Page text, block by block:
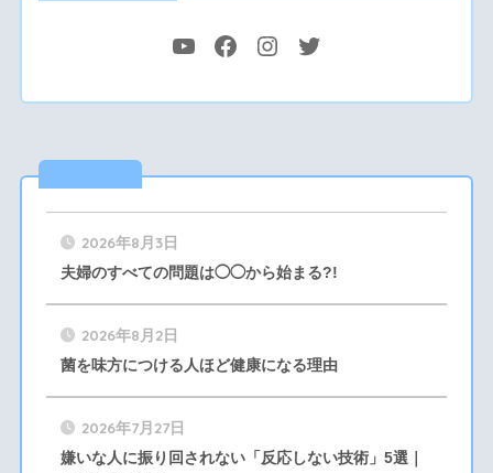
2026年8月3日
夫婦のすべての問題は◯◯から始まる?!
2026年8月2日
菌を味方につける人ほど健康になる理由
2026年7月27日
嫌いな人に振り回されない「反応しない技術」5選｜